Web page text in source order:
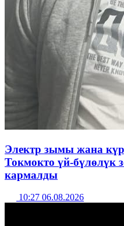
Электр зымы жана
Токмокто үй-бүлөлүк
кармалды
10:27 06.08.2026